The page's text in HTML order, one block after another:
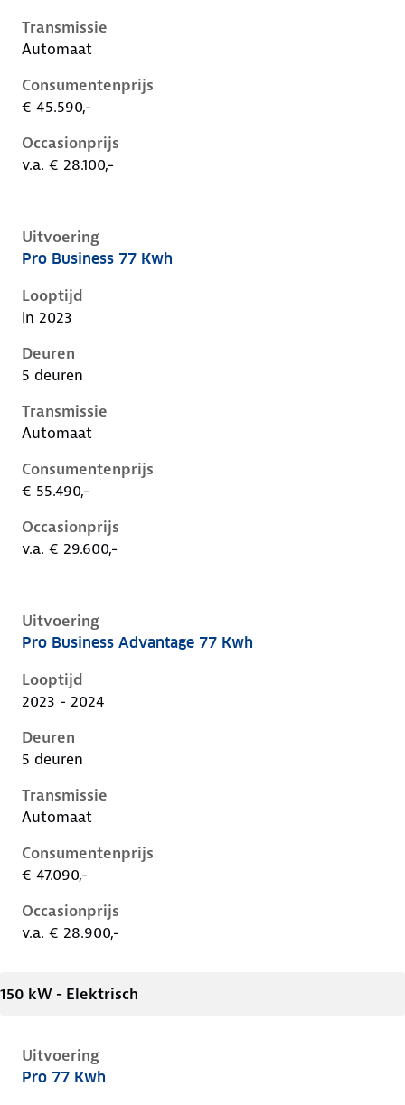
Transmissie
Automaat
Consumentenprijs
€ 45.590,-
Occasionprijs
v.a. € 28.100,-
Uitvoering
Volkswagen ID.5 i, 77 kwh, 128 kW, Elektrisch, 5
Pro Business 77 Kwh
Looptijd
in 2023
Deuren
5 deuren
Transmissie
Automaat
Consumentenprijs
€ 55.490,-
Occasionprijs
v.a. € 29.600,-
Uitvoering
Volkswagen ID.5 i, 77 kwh, 128 kW, Elektrisch, 5
Pro Business Advantage 77 Kwh
Looptijd
2023 - 2024
Deuren
5 deuren
Transmissie
Automaat
Consumentenprijs
€ 47.090,-
Occasionprijs
v.a. € 28.900,-
150 kW - Elektrisch
Uitvoering
Volkswagen ID.5 i, 77 kwh, 150 kW, Elektrisch, 5
Pro 77 Kwh